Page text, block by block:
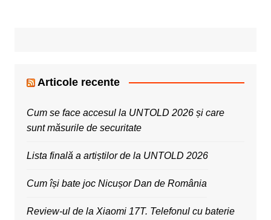
Articole recente
Cum se face accesul la UNTOLD 2026 și care
sunt măsurile de securitate
Lista finală a artiștilor de la UNTOLD 2026
Cum își bate joc Nicușor Dan de România
Review-ul de la Xiaomi 17T. Telefonul cu baterie